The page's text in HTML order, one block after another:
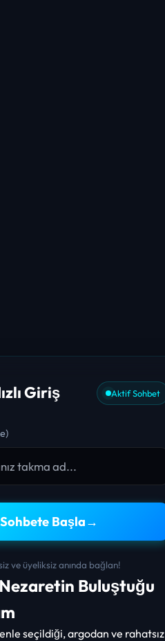
Giriş Aktif Sohbet
Sohbete Başla→
ve üyeliksiz anında bağlan!
Buluştuğu
seçildiği, argodan ve rahatsız